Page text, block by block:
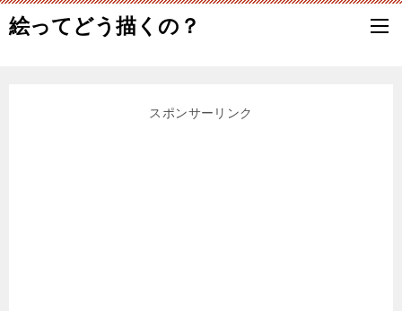
絵ってどう描くの？
スポンサーリンク